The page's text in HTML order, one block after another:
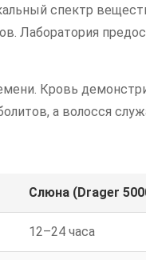
спектр
Лаборатория
Кровь
а волосся
Слюна (Drager
12–24 часа